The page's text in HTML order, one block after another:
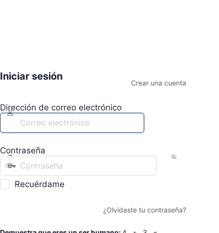
Iniciar sesión
Crear una cuenta
Dirección de correo electrónico
Contraseña
Recuérdame
¿Olvidaste tu contraseña?